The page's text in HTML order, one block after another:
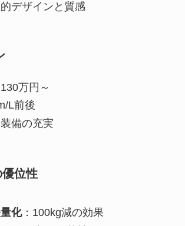
デザインと質感
万円～
L前後
備の充実
位性
化：100kg減の効果